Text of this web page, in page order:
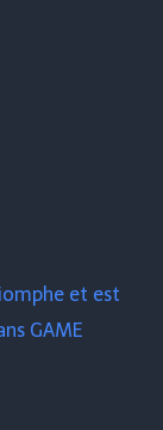
et est
GAME